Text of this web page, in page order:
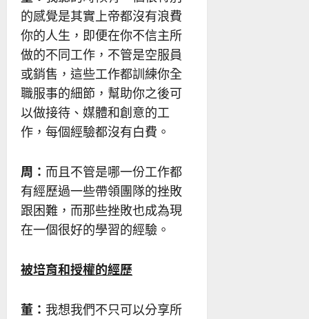
的感覺是其實上帝都沒有浪費
你的人生，即便在你不信主所
做的不同工作，不管是空服員
或銷售，這些工作都訓練你全
職服事的細節，幫助你之後可
以做接待、媒體和創意的工
作，每個經驗都沒有白費。
周： 而且不管是哪一份工作都
有經歷過一些帶領團隊的挫敗
跟困難，而那些挫敗也成為現
在一個很好的學習的經驗。
被培育和授權的經歷
董： 我想我們不只可以分享所